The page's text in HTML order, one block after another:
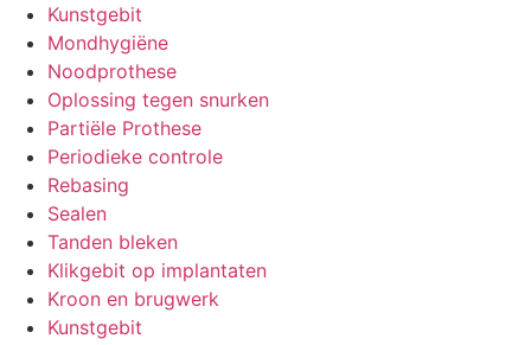
Kunstgebit
Mondhygiëne
Noodprothese
Oplossing tegen snurken
Partiële Prothese
Periodieke controle
Rebasing
Sealen
Tanden bleken
Klikgebit op implantaten
Kroon en brugwerk
Kunstgebit